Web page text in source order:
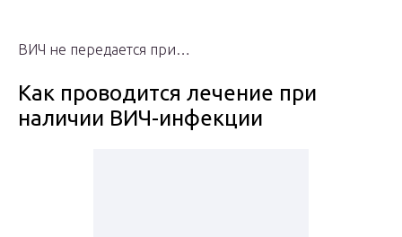
ВИЧ не передается при…
Как проводится лечение при
наличии ВИЧ-инфекции